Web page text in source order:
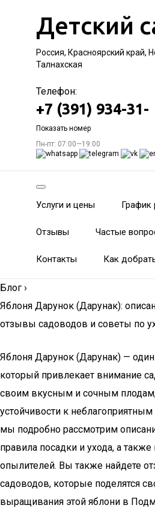
Детский
Россия, Красноярский край,
Талнахская
Телефон:
+7 (391) 934-31-
Показать номер
Пн-пт: 07:00—19:00
Услуги и цены График
Отзывы Частые
Контакты Как
Блог ›
Яблоня Дарунок (Дарунак):
отзывы садоводов и советы по
Яблоня Дарунок (Дарунак) —
который привлекает внимание
своим вкусным и сочным
устойчивости к
мы подробно рассмотрим
правила посадки и ухода, а
опылителей. Вы также найдете
садоводов, которые поделятся
выращивания этой яблони в